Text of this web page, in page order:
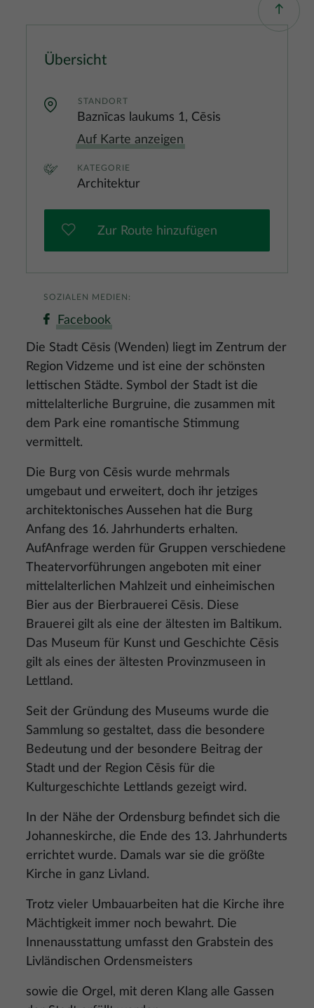
Die Stadt Cēsis (Wenden) liegt im Zentrum der
Region Vidzeme und ist eine der schönsten
lettischen Städte. Symbol der Stadt ist die
mittelalterliche Burgruine, die zusammen mit
dem Park eine romantische Stimmung
vermittelt.
Die Burg von Cēsis wurde mehrmals
umgebaut und erweitert, doch ihr jetziges
architektonisches Aussehen hat die Burg
Anfang des 16. Jahrhunderts erhalten.
AufAnfrage werden für Gruppen verschiedene
Theatervorführungen angeboten mit einer
mittelalterlichen Mahlzeit und einheimischen
Bier aus der Bierbrauerei Cēsis. Diese
Brauerei gilt als eine der ältesten im Baltikum.
Das Museum für Kunst und Geschichte Cēsis
gilt als eines der ältesten Provinzmuseen in
Lettland.
Seit der Gründung des Museums wurde die
Sammlung so gestaltet, dass die besondere
Bedeutung und der besondere Beitrag der
Stadt und der Region Cēsis für die
Kulturgeschichte Lettlands gezeigt wird.
In der Nähe der Ordensburg befindet sich die
Johanneskirche, die Ende des 13. Jahrhunderts
errichtet wurde. Damals war sie die größte
Kirche in ganz Livland.
Trotz vieler Umbauarbeiten hat die Kirche ihre
Mächtigkeit immer noch bewahrt. Die
Innenausstattung umfasst den Grabstein des
Livländischen Ordensmeisters
sowie die Orgel, mit deren Klang alle Gassen
Übersicht
STANDORT
Baznīcas laukums 1, Cēsis
Auf Karte anzeigen
KATEGORIE
Architektur
Zur Route hinzufügen
SOZIALEN MEDIEN:
Facebook